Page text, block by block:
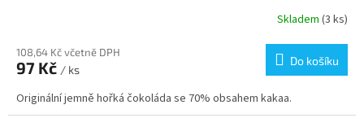
Skladem (3 ks)
108,64 Kč včetně DPH
97 Kč / ks
Do košíku
Originální jemně hořká čokoláda se 70% obsahem kakaa.